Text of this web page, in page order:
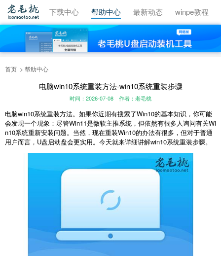
视频教程 下载中心 帮助中心 最新动态 winpe教程
首页 帮助中心
电脑win10系统重装方法-win10系统重装步骤
时间：2026-07-08 作者：老毛桃
电脑win10系统重装方法。如果你近期有搜索了Win10的基本知识，你可能
会发现一个现象：尽管Win11是微软主推系统，但依然有很多人询问有关Wi
n10系统重新安装问题。当然，现在重装Win10的办法有很多，但对于普通
用户而言，U盘启动盘会更实用。今天就来详细讲解win10系统重装步骤。